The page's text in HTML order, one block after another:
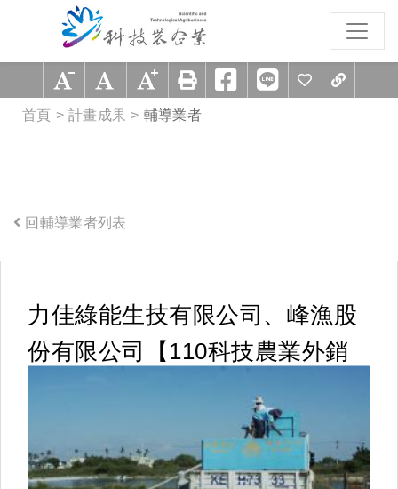
跳到主要內容區塊
首頁 計畫成果 輔導業者
回輔導業者列表
力佳綠能生技有限公司、峰漁股
份有限公司【110科技農業外銷